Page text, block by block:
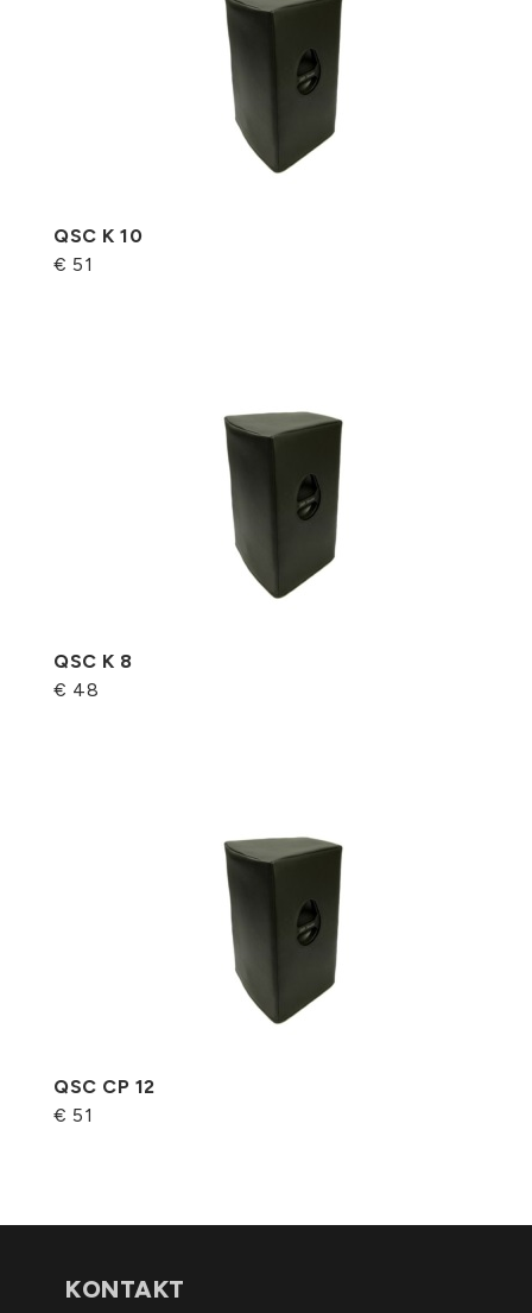
QSC K 10
€ 51
QSC K 8
€ 48
QSC CP 12
€ 51
KONTAKT